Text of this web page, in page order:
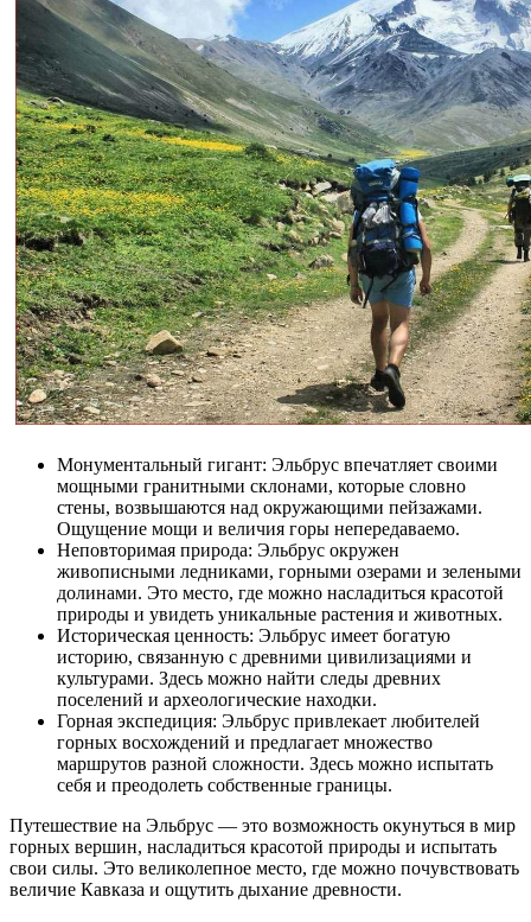
Монументальный гигант: Эльбрус впечатляет своими
мощными гранитными склонами, которые словно
стены, возвышаются над окружающими пейзажами.
Ощущение мощи и величия горы непередаваемо.
Неповторимая природа: Эльбрус окружен
живописными ледниками, горными озерами и зелеными
долинами. Это место, где можно насладиться красотой
природы и увидеть уникальные растения и животных.
Историческая ценность: Эльбрус имеет богатую
историю, связанную с древними цивилизациями и
культурами. Здесь можно найти следы древних
поселений и археологические находки.
Горная экспедиция: Эльбрус привлекает любителей
горных восхождений и предлагает множество
маршрутов разной сложности. Здесь можно испытать
себя и преодолеть собственные границы.
Путешествие на Эльбрус — это возможность окунуться в мир
горных вершин, насладиться красотой природы и испытать
свои силы. Это великолепное место, где можно почувствовать
величие Кавказа и ощутить дыхание древности.